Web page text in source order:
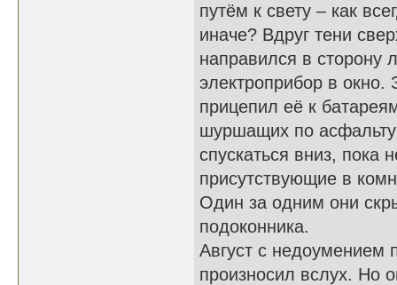
путём к свету – как
иначе? Вдруг тени
направился в сторону
электроприбор в
прицепил её к
шуршащих по
спускаться вниз, пока
присутствующие в
Один за одним они
подоконника.
Август с недоумением
произносил вслух. Но